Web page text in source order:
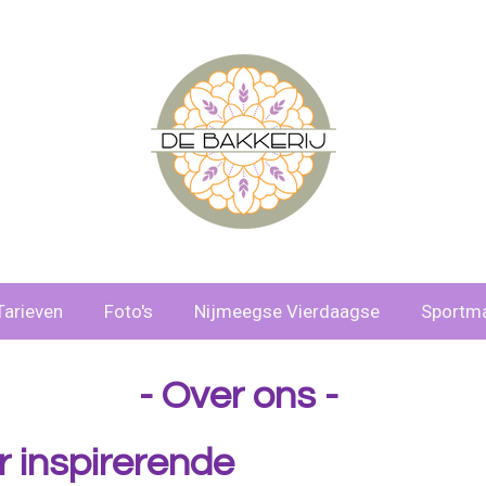
Foto's Nijmeegse Vierdaagse
- Over ons -
inspirerende